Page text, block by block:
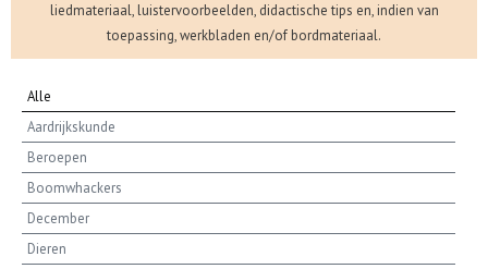
liedmateriaal, luistervoorbeelden, didactische tips en, indien van
toepassing, werkbladen en/of bordmateriaal.
Aardrijkskunde
Beroepen
Boomwhackers
December
Dieren
Alle